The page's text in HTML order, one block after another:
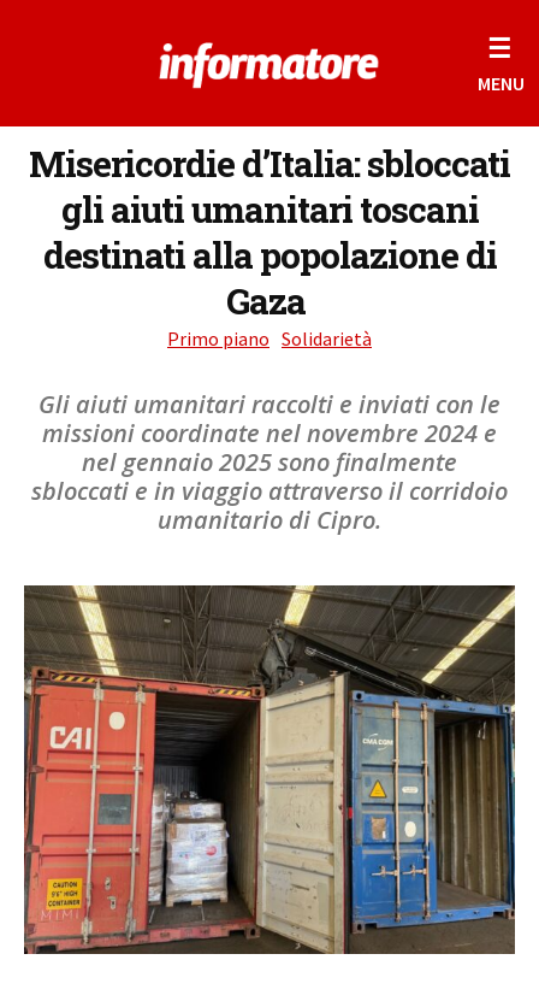
☰
MENU
Misericordie d’Italia: sbloccati
gli aiuti umanitari toscani
destinati alla popolazione di
Gaza
Primo piano Solidarietà
Gli aiuti umanitari raccolti e inviati con le
missioni coordinate nel novembre 2024 e
nel gennaio 2025 sono finalmente
sbloccati e in viaggio attraverso il corridoio
umanitario di Cipro.